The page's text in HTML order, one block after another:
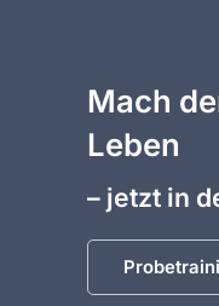
Mach
Leben
– jetzt in